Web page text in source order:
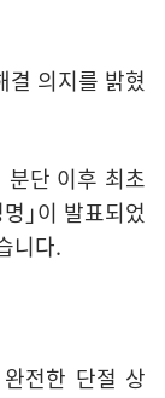
결 의지를 밝혔
단 이후 최초
｣이 발표되었
니다.
전한 단절 상